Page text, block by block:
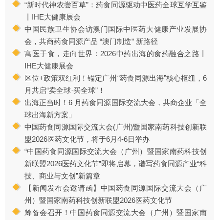
“新时代神农尝百草”：药食同源驱动中医药全球互学互鉴
丨IHE大健康展会
中国民族卫生协会访澳门国际中医药大健康产业发展协
会，共商药食同源产品 “澳门制造” 新路径
寓医于食，走向世界：2026中药出海的食药融合之路丨
IHE大健康展会
区位+政策双红利！锚定广州“药食同源出海”核心枢纽，6
月共启“卖全球·买全球”！
出海正当时！6 月药食同源国际交流大会，共商企业「全
球出海新方案」
中国药食同源国际交流大会(广州)暨国家南药科技创新联
盟2026医药文化节，将于6月4-6日举办
“中国药食同源国际交流大会（广州）暨国家南药科技创
新联盟2026医药文化节”即将启幕，谱写药食同源产业“科
技、商业与文创”新篇章
【新闻发布会邀请函】中国药食同源国际交流大会（广
州）暨国家南药科技创新联盟2026医药文化节
筹备会召开！中国药食同源交流大会（广州）暨国家南